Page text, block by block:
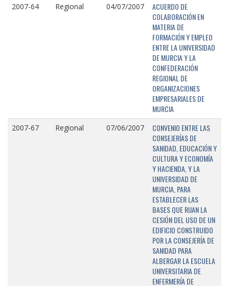
2007-64 Regional 04/07/2007
ACUERDO DE
COLABORACIÓN EN
MATERIA DE
FORMACIÓN Y EMPLEO
ENTRE LA UNIVERSIDAD
DE MURCIA Y LA
CONFEDERACIÓN
REGIONAL DE
ORGANIZACIONES
EMPRESARIALES DE
MURCIA
2007-67 Regional 07/06/2007
CONVENIO ENTRE LAS
CONSEJERÍAS DE
SANIDAD, EDUCACIÓN Y
CULTURA Y ECONOMÍA
Y HACIENDA, Y LA
UNIVERSIDAD DE
MURCIA, PARA
ESTABLECER LAS
BASES QUE RIJAN LA
CESIÓN DEL USO DE UN
EDIFICIO CONSTRUIDO
POR LA CONSEJERÍA DE
SANIDAD PARA
ALBERGAR LA ESCUELA
UNIVERSITARIA DE
ENFERMERÍA DE